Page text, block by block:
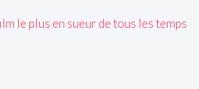
le plus en sueur de tous les temps